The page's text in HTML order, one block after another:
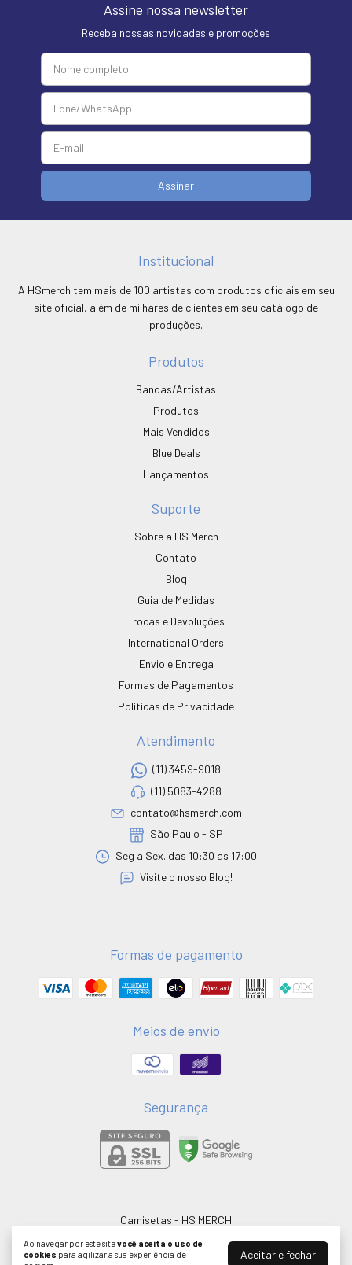
Ao navegar por este sitevocê aceita o uso de
cookies para agilizar a sua experiência de
Aceitar e fechar
Assine nossa newsletter
Receba nossas novidades e promoções
Institucional
A HSmerch tem mais de 100 artistas com produtos oficiais em seu
site oficial, além de milhares de clientes em seu catálogo de
produções.
Produtos
Bandas/Artistas
Produtos
Mais Vendidos
Blue Deals
Lançamentos
Suporte
Sobre a HS Merch
Contato
Blog
Guia de Medidas
Trocas e Devoluções
International Orders
Envio e Entrega
Formas de Pagamentos
Políticas de Privacidade
Atendimento
(11) 3459-9018
(11) 5083-4288
contato@hsmerch.com
São Paulo - SP
Seg a Sex. das 10:30 as 17:00
Visite o nosso Blog!
Formas de pagamento
Meios de envio
Segurança
Camisetas - HS MERCH